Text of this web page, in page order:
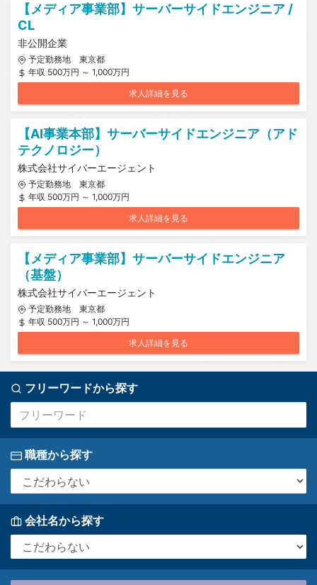
【メディア事業部】サーバーサイドエンジニア /
CL
非公開企業
予定勤務地 東京都
年収 500万円 ～ 1,000万円
求人詳細を見る
【AI事業本部】サーバーサイドエンジニア（アド
テクノロジー）
株式会社サイバーエージェント
予定勤務地 東京都
年収 500万円 ～ 1,000万円
求人詳細を見る
【メディア事業部】サーバーサイドエンジニア
（基盤）
株式会社サイバーエージェント
予定勤務地 東京都
年収 500万円 ～ 1,000万円
求人詳細を見る
フリーワードから探す
職種から探す
会社名から探す